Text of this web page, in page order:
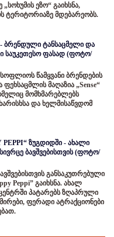
ეზო“ გაიხსნა,
ტერიტორიაზე მდებარეობს.
- ბრენდული ტანსაცმელი და
საუკეთესო ფასად (ფოტო/
წამყვანი ბრენდების
ფეხსაცმლის მაღაზია „Sense“
მომხმარებლებს
და ხელმისაწვდომ
PEPPI“ ზუგდიდში - ახალი
ბავშვებისთვის (ფოტო/
განსაკუთრებული
Peppi” გაიხსნა. ახალ
პატარებს ზღაპრული
ფერადი ატრაქციონები